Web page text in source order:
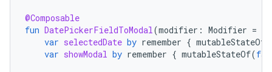
@Composable
fun DatePickerFieldToModal(modifier : Modifier =
var selectedDate by remember {
var showModal by remember { mutableStateOf(